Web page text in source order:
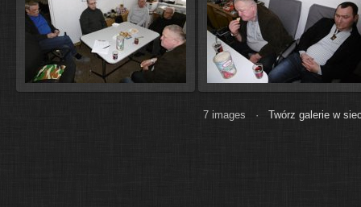
7 images · Twórz galerie w